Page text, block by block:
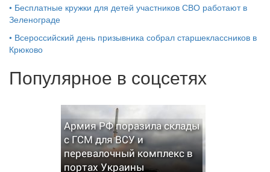
• Бесплатные кружки для детей участников СВО работают в
Зеленограде
• Всероссийский день призывника собрал старшеклассников в
Крюково
Популярное в соцсетях
Армия РФ поразила склады
с ГСМ для ВСУ и
перевалочный комплекс в
портах Украины